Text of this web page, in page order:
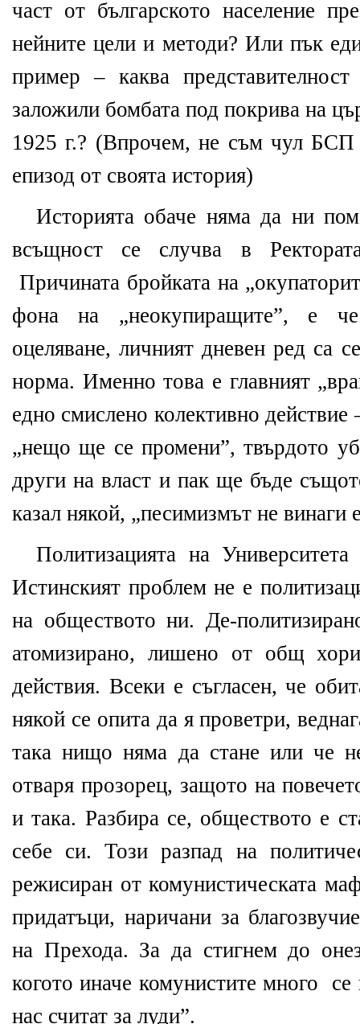
част от българското население
нейните цели и методи? Или пък
пример – каква
заложили бомбата под покрива на
1925 г.? (Впрочем, не съм чул БСП
епизод от своята история)
Историята обаче няма да ни
всъщност се случва в
Причината бройката на
фона на „неокупиращите”, е
оцеляване, личният дневен ред са
норма. Именно това е главният
едно смислено колективно действие
„нещо ще се промени”, твърдото
други на власт и пак ще бъде
казал някой, „песимизмът не винаги
Политизацията на
Истинският проблем не е
на обществото ни. Де-
атомизирано, лишено от общ
действия. Всеки е съгласен, че
някой се опита да я проветри,
така нищо няма да стане или че
отваря прозорец, защото на
и така. Разбира се, обществото е
себе си. Този разпад на
режисиран от комунистическата
придатъци, наричани за
на Прехода. За да стигнем до
когото иначе комунистите много
се
нас считат за луди”.